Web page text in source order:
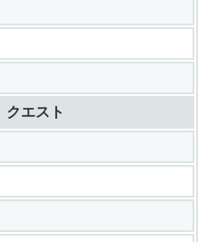
クエスト